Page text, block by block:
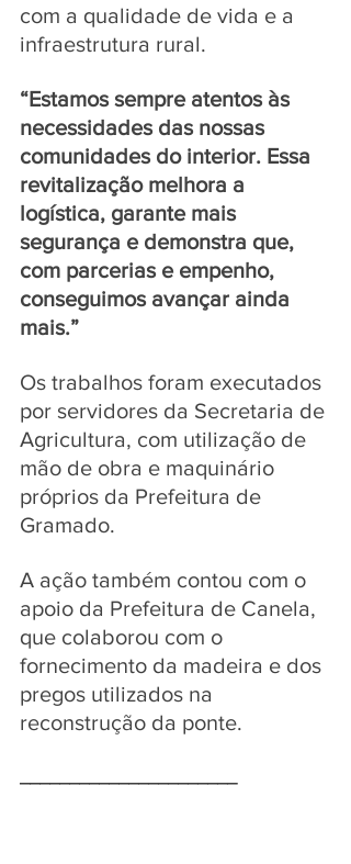
com a qualidade de vida e a
infraestrutura rural.
“Estamos sempre atentos às
necessidades das nossas
comunidades do interior. Essa
revitalização melhora a
logística, garante mais
segurança e demonstra que,
com parcerias e empenho,
conseguimos avançar ainda
mais.”
Os trabalhos foram executados
por servidores da Secretaria de
Agricultura, com utilização de
mão de obra e maquinário
próprios da Prefeitura de
Gramado.
A ação também contou com o
apoio da Prefeitura de Canela,
que colaborou com o
fornecimento da madeira e dos
pregos utilizados na
reconstrução da ponte.